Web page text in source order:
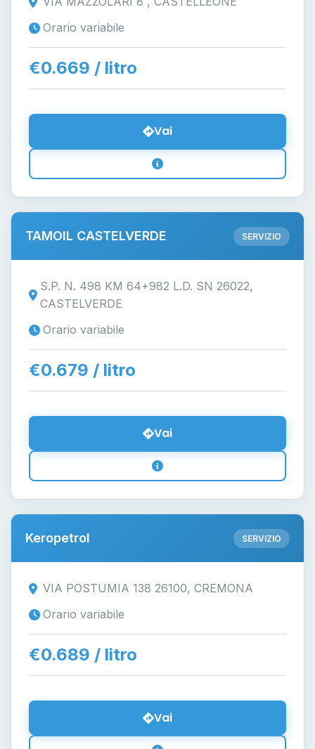
Orario variabile
€0.669 / litro
Vai
TAMOIL CASTELVERDE SERVIZIO
S.P. N. 498 KM 64+982 L.D. SN 26022,
CASTELVERDE
Orario variabile
€0.679 / litro
Vai
Keropetrol SERVIZIO
VIA POSTUMIA 138 26100, CREMONA
Orario variabile
€0.689 / litro
Vai